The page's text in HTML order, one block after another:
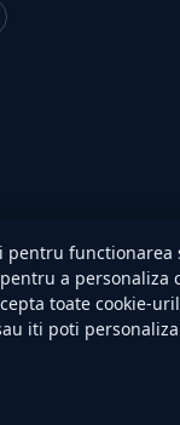
pentru
a personaliza
toate cookie-
iti poti